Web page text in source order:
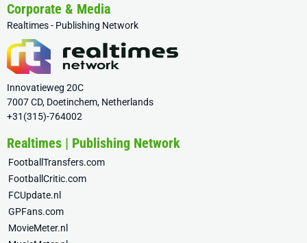
Corporate & Media
Realtimes - Publishing Network
Innovatieweg 20C
7007 CD, Doetinchem, Netherlands
+31(315)-764002
Realtimes | Publishing Network
FootballTransfers.com
FootballCritic.com
FCUpdate.nl
GPFans.com
MovieMeter.nl